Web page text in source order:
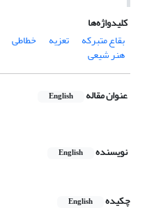
کلیدواژه‌ها
بقاع متبرکه
تعزیه خطاطی
هنر شیعی
عنوان مقاله English
نویسنده English
چکیده
English